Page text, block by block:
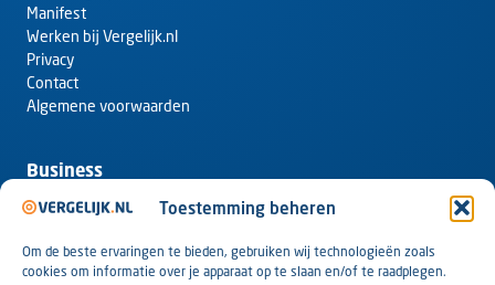
Toestemming beheren
Om de beste ervaringen te bieden, gebruiken wij technologieën zoals
cookies om informatie over je apparaat op te slaan en/of te raadplegen.
Manifest
Werken bij Vergelijk.nl
Privacy
Contact
Algemene voorwaarden
Business
One-pager
ROAS garantie